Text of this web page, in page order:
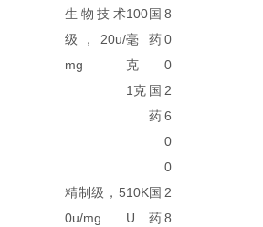
生物技术
级，20u/
mg
100
毫
克
国
药
8
0
0
1克 国
药
2
6
0
0
精制级，5
0u/mg
10K
U
国
药
2
8